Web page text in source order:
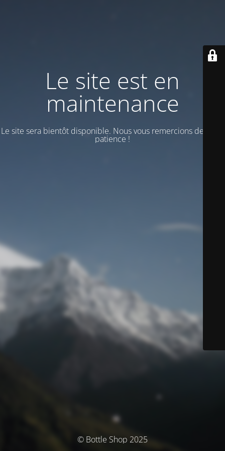
Le site est en
maintenance
Le site sera bientôt disponible. Nous vous remercions de votre
patience !
© Bottle Shop 2025